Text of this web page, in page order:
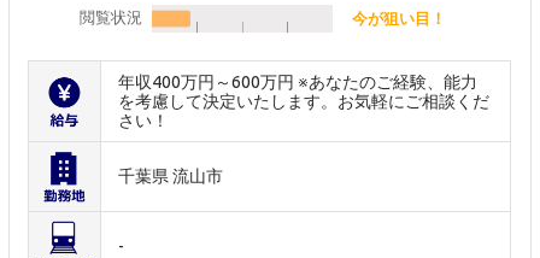
閲覧状況 今が狙い目！
年収400万円～600万円 ※あなたのご経験、能力
を考慮して決定いたします。お気軽にご相談くだ
さい！
千葉県 流山市
-